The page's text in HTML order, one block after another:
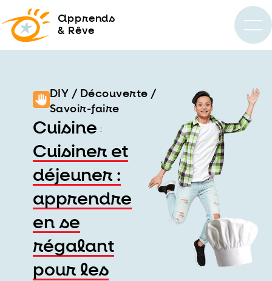
apprends
& Rêve
DIY / Découverte /
Savoir-faire
Cuisine :
Cuisiner et
déjeuner :
apprendre
en se
régalant
pour les